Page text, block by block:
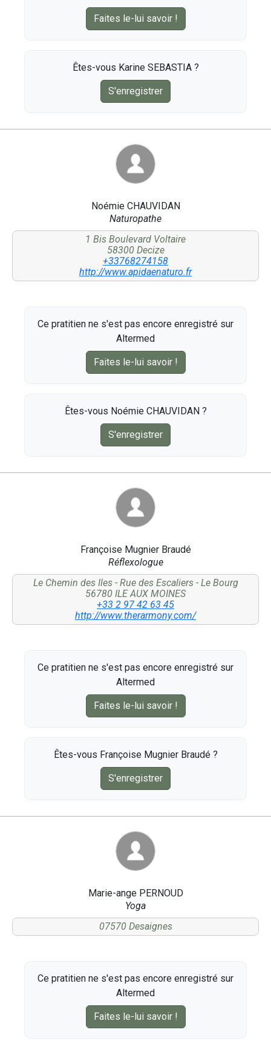
Faites le-lui savoir !
Êtes-vous Karine SEBASTIA ?
S'enregistrer
Noémie CHAUVIDAN
Naturopathe
1 Bis Boulevard Voltaire
58300 Decize
+33768274158
http://www.apidaenaturo.fr
Ce pratitien ne s'est pas encore enregistré sur
Altermed
Faites le-lui savoir !
Êtes-vous Noémie CHAUVIDAN ?
S'enregistrer
Françoise Mugnier Braudé
Réflexologue
Le Chemin des Iles - Rue des Escaliers - Le Bourg
56780 ILE AUX MOINES
+33 2 97 42 63 45
http://www.therarmony.com/
Ce pratitien ne s'est pas encore enregistré sur
Altermed
Faites le-lui savoir !
Êtes-vous Françoise Mugnier Braudé ?
S'enregistrer
Marie-ange PERNOUD
Yoga
07570 Desaignes
Ce pratitien ne s'est pas encore enregistré sur
Altermed
Faites le-lui savoir !